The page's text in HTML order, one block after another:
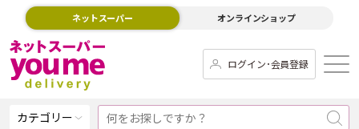
ネットスーパー オンラインショップ
ログイン･会員登録
カテゴリー